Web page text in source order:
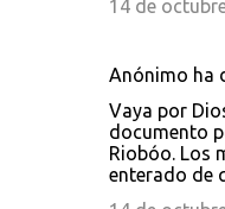
14 de
Anónimo ha
Vaya por
documento
Riobóo. Los
enterado de